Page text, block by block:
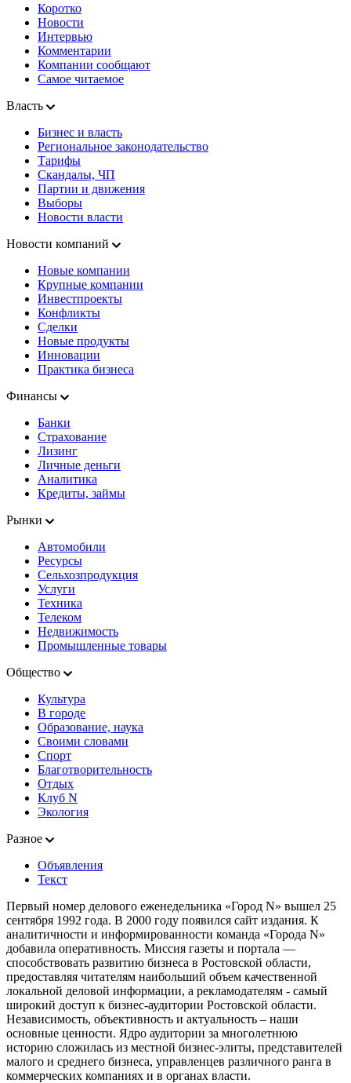
Коротко
Новости
Интервью
Комментарии
Компании сообщают
Самое читаемое
Власть
Бизнес и власть
Региональное законодательство
Тарифы
Скандалы, ЧП
Партии и движения
Выборы
Новости власти
Новости компаний
Новые компании
Крупные компании
Инвестпроекты
Конфликты
Сделки
Новые продукты
Инновации
Практика бизнеса
Финансы
Банки
Страхование
Лизинг
Личные деньги
Аналитика
Кредиты, займы
Рынки
Автомобили
Ресурсы
Сельхозпродукция
Услуги
Техника
Телеком
Недвижимость
Промышленные товары
Общество
Культура
В городе
Образование, наука
Своими словами
Спорт
Благотворительность
Отдых
Клуб N
Экология
Разное
Объявления
Текст
Первый номер делового еженедельника «Город N» вышел 25
сентября 1992 года. В 2000 году появился сайт издания. К
аналитичности и информированности команда «Города N»
добавила оперативность. Миссия газеты и портала —
способствовать развитию бизнеса в Ростовской области,
предоставляя читателям наибольший объем качественной
локальной деловой информации, а рекламодателям - самый
широкий доступ к бизнес-аудитории Ростовской области.
Независимость, объективность и актуальность – наши
основные ценности. Ядро аудитории за многолетнюю
историю сложилась из местной бизнес-элиты, представителей
малого и среднего бизнеса, управленцев различного ранга в
коммерческих компаниях и в органах власти.